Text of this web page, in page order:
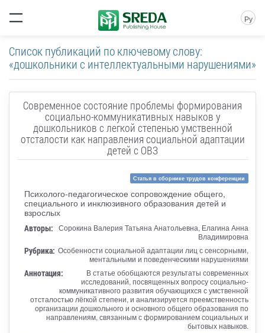
Ру
Список публикаций по ключевому слову:
«дошкольники с интеллектуальными нарушениями»
Современное состояние проблемы формирования
социально-коммуникативных навыков у
дошкольников с легкой степенью умственной
отсталости как направления социальной адаптации
детей с ОВЗ
Статья в сборнике трудов конференции
Психолого-педагогическое сопровождение общего,
специального и инклюзивного образования детей и
взрослых
Авторы: Сорокина Валерия Татьяна Анатольевна, Елагина Анна
Владимировна
Рубрика: Особенности социальной адаптации лиц с сенсорными,
ментальными и поведенческими нарушениями
Аннотация:
В статье обобщаются результаты современных
исследований, посвященных вопросу социально-
коммуникативного развития обучающихся с умственной
отсталостью лёгкой степени, и анализируется преемственность
организации дошкольного и основного общего образования по
направлениям, связанным с формированием социальных и
бытовых навыков.